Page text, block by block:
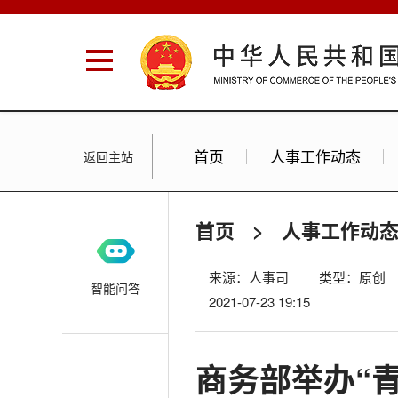
返回主站 首页 人事工作动态
首页 > 人事工作动态
来源：人事司
类型：原创
2021-07-23 19:15
商务部举办“
智能问答